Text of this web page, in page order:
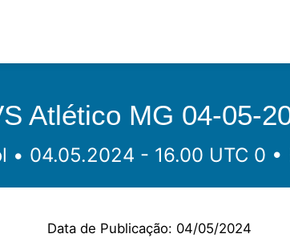
Atlético MG 04-05-
Data de Publicação: 04/05/2024